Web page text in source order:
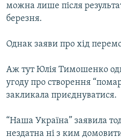
можна лише після
березня.
Однак заяви про хід
Аж тут Юлія Тимошенко
угоду про створення
закликала приєднуватися.
“Наша Україна” заявила
нездатна ні з ким